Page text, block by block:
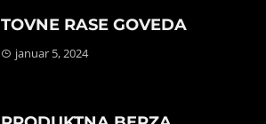
TOVNE RASE GOVEDA
januar 5, 2024